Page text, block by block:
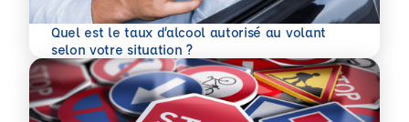
Quel est le taux d’alcool autorisé au volant
selon votre situation ?
En savoir plus